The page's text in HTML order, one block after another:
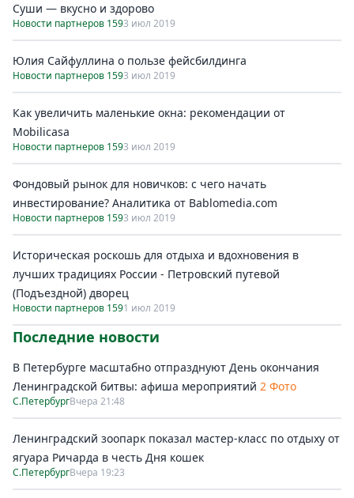
Суши — вкусно и здорово
Новости партнеров 1593 июл 2019
Юлия Сайфуллина о пользе фейсбилдинга
Новости партнеров 1593 июл 2019
Как увеличить маленькие окна: рекомендации от
Mobilicasa
Новости партнеров 1593 июл 2019
Фондовый рынок для новичков: с чего начать
инвестирование? Аналитика от Bablomedia.com
Новости партнеров 1593 июл 2019
Историческая роскошь для отдыха и вдохновения в
лучших традициях России - Петровский путевой
(Подъездной) дворец
Новости партнеров 1591 июл 2019
Последние новости
В Петербурге масштабно отпразднуют День окончания
Ленинградской битвы: афиша мероприятий 2 Фото
С.ПетербургВчера 21:48
Ленинградский зоопарк показал мастер-класс по отдыху от
ягуара Ричарда в честь Дня кошек
С.ПетербургВчера 19:23